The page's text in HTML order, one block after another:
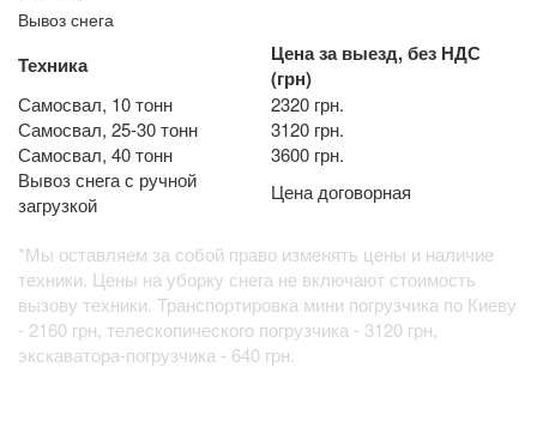
Вывоз снега
Техника
Цена за выезд, без НДС
(грн)
Самосвал, 10 тонн
2320 грн.
Самосвал, 25-30 тонн
3120 грн.
Самосвал, 40 тонн
3600 грн.
Вывоз снега с ручной
загрузкой
Цена договорная
*Мы оставляем за собой право изменять цены и наличие
техники. Цены на уборку снега не включают стоимость
вызову техники. Транспортировка мини погрузчика по Киеву
- 2160 грн, телескопического погрузчика - 3120 грн,
экскаватора-погрузчика - 640 грн.